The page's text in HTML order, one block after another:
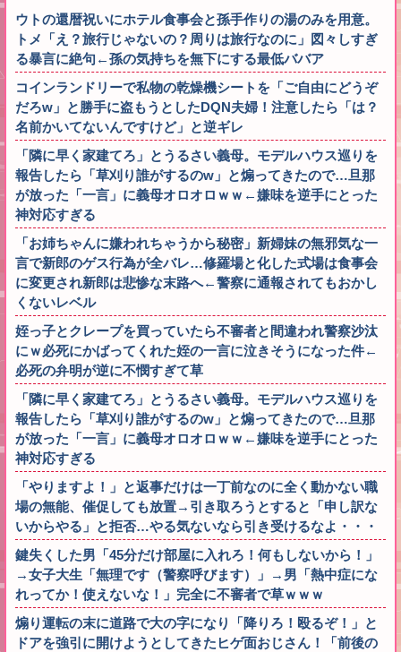
ウトの還暦祝いにホテル食事会と孫手作りの湯のみを用意。
トメ「え？旅行じゃないの？周りは旅行なのに」図々しすぎ
る暴言に絶句←孫の気持ちを無下にする最低ババア
コインランドリーで私物の乾燥機シートを「ご自由にどうぞ
だろw」と勝手に盗もうとしたDQN夫婦！注意したら「は？
名前かいてないんですけど」と逆ギレ
「隣に早く家建てろ」とうるさい義母。モデルハウス巡りを
報告したら「草刈り誰がするのw」と煽ってきたので…旦那
が放った「一言」に義母オロオロｗｗ←嫌味を逆手にとった
神対応すぎる
「お姉ちゃんに嫌われちゃうから秘密」新婦妹の無邪気な一
言で新郎のゲス行為が全バレ…修羅場と化した式場は食事会
に変更され新郎は悲惨な末路へ←警察に通報されてもおかし
くないレベル
姪っ子とクレープを買っていたら不審者と間違われ警察沙汰
にｗ必死にかばってくれた姪の一言に泣きそうになった件←
必死の弁明が逆に不憫すぎて草
「隣に早く家建てろ」とうるさい義母。モデルハウス巡りを
報告したら「草刈り誰がするのw」と煽ってきたので…旦那
が放った「一言」に義母オロオロｗｗ←嫌味を逆手にとった
神対応すぎる
「やりますよ！」と返事だけは一丁前なのに全く動かない職
場の無能、催促しても放置→引き取ろうとすると「申し訳な
いからやる」と拒否…やる気ないなら引き受けるなよ・・・
鍵失くした男「45分だけ部屋に入れろ！何もしないから！」
→女子大生「無理です（警察呼びます）」→男「熱中症にな
れってか！使えないな！」完全に不審者で草ｗｗｗ
煽り運転の末に道路で大の字になり「降りろ！殴るぞ！」と
ドアを強引に開けようとしてきたヒゲ面おじさん！「前後の